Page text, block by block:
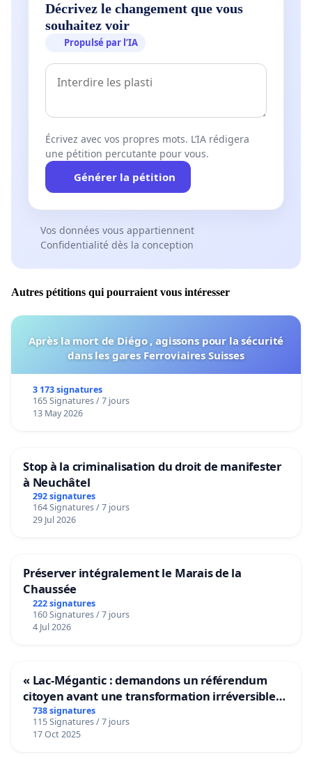
Décrivez le changement que vous
souhaitez voir
Propulsé par l’IA
Écrivez avec vos propres mots. L’IA rédigera
une pétition percutante pour vous.
Générer la pétition
Vos données vous appartiennent
Confidentialité dès la conception
Autres pétitions qui pourraient vous intéresser
Après la mort de Diégo , agissons pour la sécurité
dans les gares Ferroviaires Suisses
3 173 signatures
165 Signatures / 7 jours
13 May 2026
Stop à la criminalisation du droit de manifester
à Neuchâtel
292 signatures
164 Signatures / 7 jours
29 Jul 2026
Préserver intégralement le Marais de la
Chaussée
222 signatures
160 Signatures / 7 jours
4 Jul 2026
« Lac-Mégantic : demandons un référendum
citoyen avant une transformation irréversible
de notre territoire »
738 signatures
115 Signatures / 7 jours
17 Oct 2025